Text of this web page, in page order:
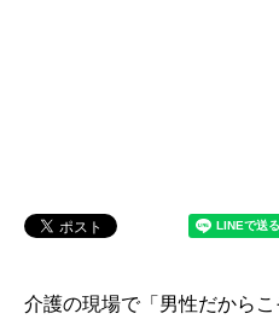
介護の現場で「男性だから